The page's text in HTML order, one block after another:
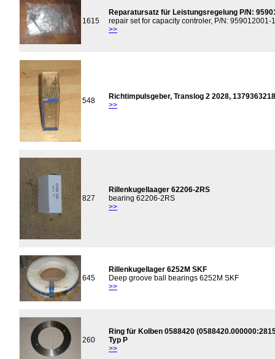
1615
Reparatursatz für Leistungsregelung P/N:
repair set for capacity controler, P/N: 959012001-
>>
548
Richtimpulsgeber, Translog 2 2028,
>>
827
Rillenkugellaager 62206-2RS
bearing 62206-2RS
>>
645
Rillenkugellager 6252M SKF
Deep groove ball bearings 6252M SKF
>>
260
Ring für Kolben 0588420
Typ P
>>